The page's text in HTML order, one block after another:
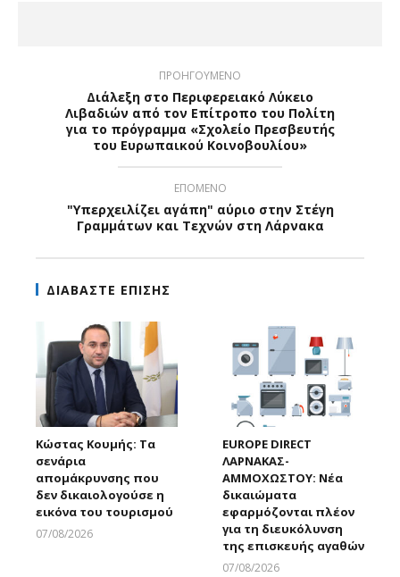
ΠΡΟΗΓΟΥΜΕΝΟ
Διάλεξη στο Περιφερειακό Λύκειο
Λιβαδιών από τον Επίτροπο του Πολίτη
για το πρόγραμμα «Σχολείο Πρεσβευτής
του Ευρωπαικού Κοινοβουλίου»
ΕΠΟΜΕΝΟ
"Υπερχειλίζει αγάπη" αύριο στην Στέγη
Γραμμάτων και Τεχνών στη Λάρνακα
ΔΙΑΒΑΣΤΕ ΕΠΙΣΗΣ
Κώστας Κουμής: Τα
σενάρια
απομάκρυνσης που
δεν δικαιολογούσε η
εικόνα του τουρισμού
07/08/2026
EUROPE DIRECT
ΛΑΡΝΑΚΑΣ-
ΑΜΜΟΧΩΣΤΟΥ: Νέα
δικαιώματα
εφαρμόζονται πλέον
για τη διευκόλυνση
της επισκευής αγαθών
07/08/2026